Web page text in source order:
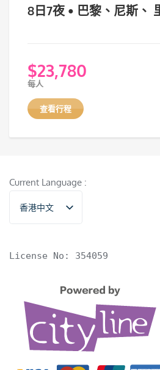
8日7夜 • 巴黎、尼斯、
$23,780
每人
查看行程
Current Language :
香港中文
English
License No: 354059